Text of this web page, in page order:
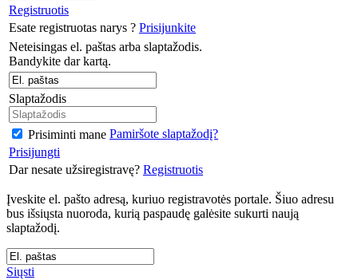
Registruotis
Esate registruotas narys ? Prisijunkite
Neteisingas el. paštas arba slaptažodis.
Bandykite dar kartą.
Slaptažodis
Prisiminti mane Pamiršote slaptažodį?
Prisijungti
Dar nesate užsiregistravę? Registruotis
Įveskite el. pašto adresą, kuriuo registravotės portale. Šiuo adresu
bus išsiųsta nuoroda, kurią paspaudę galėsite sukurti naują
slaptažodį.
Siųsti